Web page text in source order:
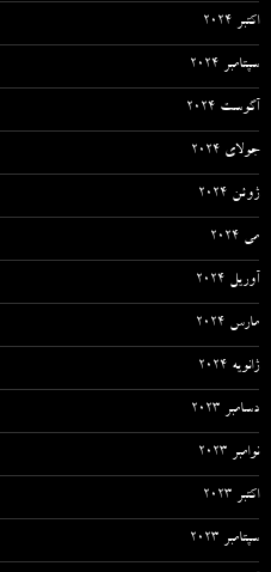
اکتبر 2024
سپتامبر 2024
آگوست 2024
جولای 2024
ژوئن 2024
می 2024
آوریل 2024
مارس 2024
ژانویه 2024
دسامبر 2023
نوامبر 2023
اکتبر 2023
سپتامبر 2023